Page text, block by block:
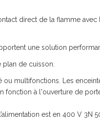
direct de la flamme avec
une solution
plan de cuisson.
multifonctions. Les
fonction à l'ouverture de
est en 400 V 3N